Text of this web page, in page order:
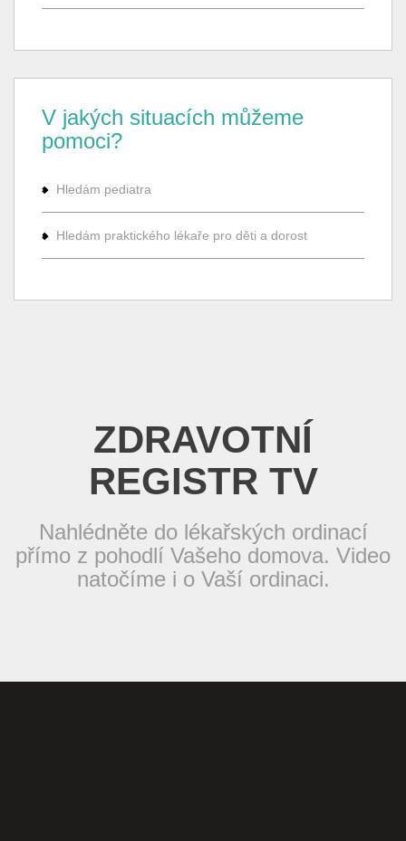
V jakých situacích můžeme
pomoci?
Hledám pediatra
Hledám praktického lékaře pro děti a dorost
ZDRAVOTNÍ
REGISTR TV
Nahlédněte do lékařských ordinací
přímo z pohodlí Vašeho domova. Video
natočíme i o Vaší ordinaci.